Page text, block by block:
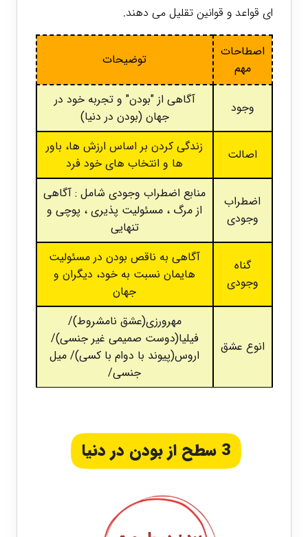
ای قواعد و قوانین تقلیل می دهند.
اصطاحات
مهم
توضیحات
وجود
آگاهی از "بودن" و تجربه خود در
جهان (بودن در دنیا)
اصالت
زندگی کردن بر اساس ارزش ها، باور
ها و انتخاب های خود فرد
اضطراب
وجودی
منابع اضطراب وجودی شامل : آگاهی
از مرگ ، مسئولیت پذیری ، پوچی و
تنهایی
گناه
وجودی
آگاهی به ناقص بودن در مسئولیت
هایمان نسبت به خود، دیگران و
جهان
انوع عشق
مهرورزی(عشق نامشروط)/
فیلیا(دوست صمیمی غیر جنسی)/
اروس(پیوند با دوام با کسی)/ میل
جنسی/
3 سطح از بودن در دنیا